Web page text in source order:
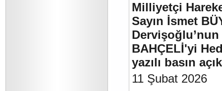
Milliyetçi
Sayın İsmet
Dervişoğlu’nun
BAHÇELİ'yi
yazılı basın
11 Şubat 2026